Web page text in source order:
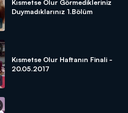
Kısmetse Olur Görmedikleriniz
Duymadıklarınız 1.Bölüm
Kısmetse Olur Haftanın Finali -
20.05.2017